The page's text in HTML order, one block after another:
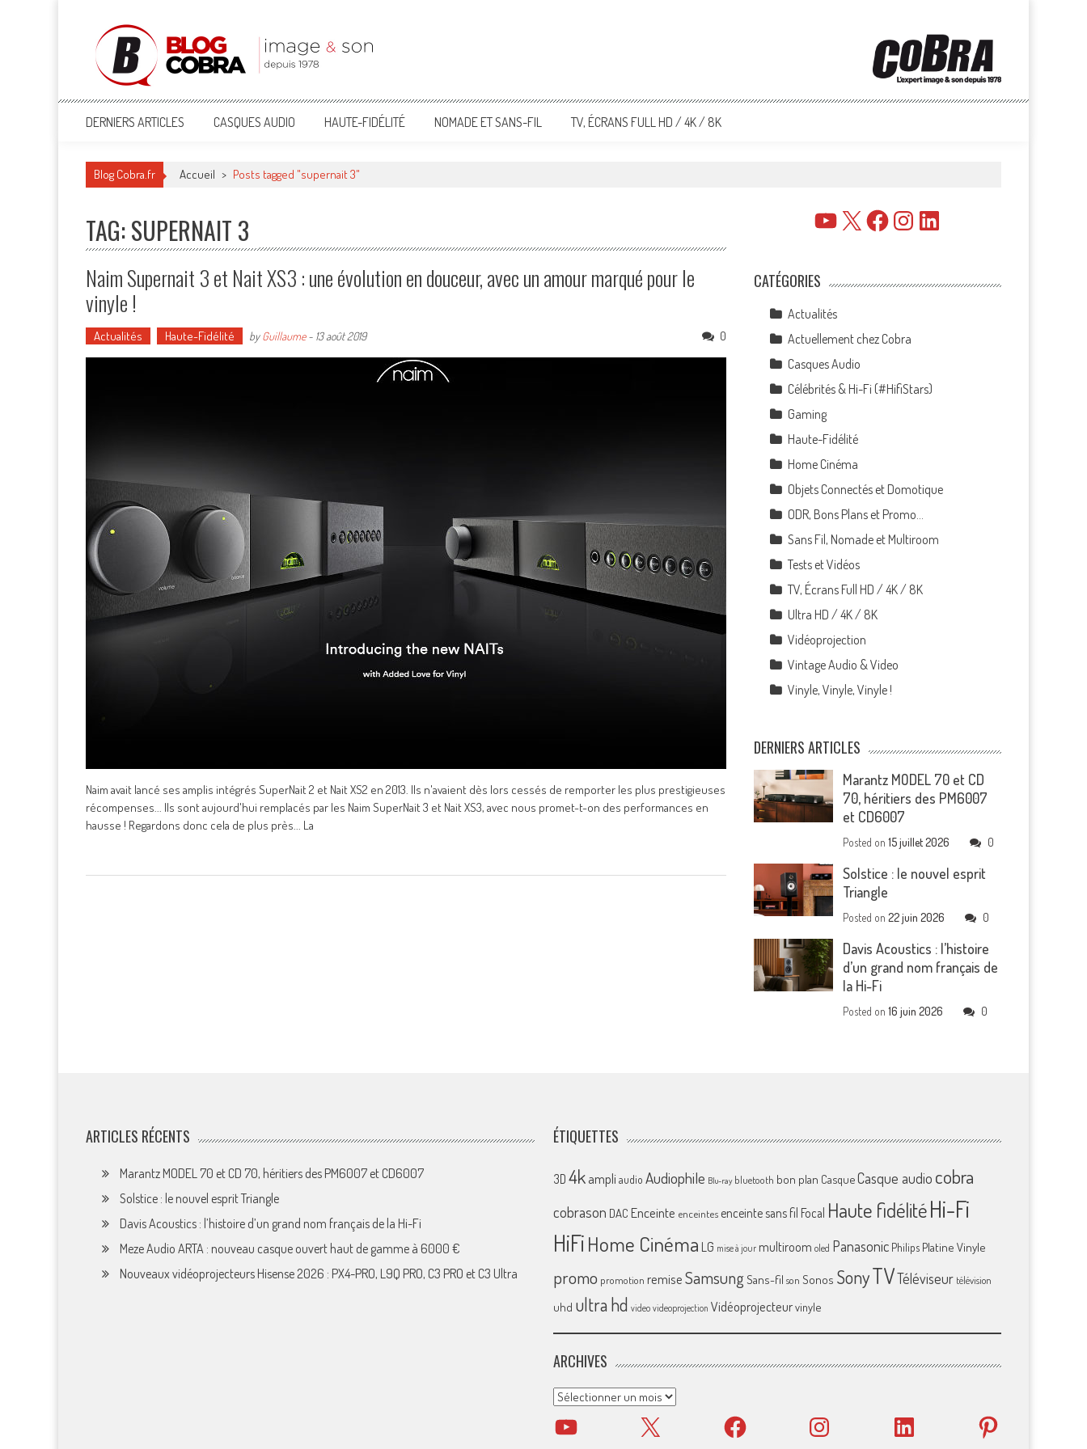
Blog Cobra
Toute l'actu Image & Son !
DERNIERS ARTICLES CASQUES AUDIO HAUTE-FIDÉLITÉ NOMADE ET SANS-FIL TV, ÉCRANS FULL HD / 4K / 8K
Blog Cobra.fr Accueil > Posts tagged "supernait 3"
TAG: SUPERNAIT 3
Naim Supernait 3 et Nait XS3 : une évolution en douceur, avec un amour marqué pour le
vinyle !
Actualités Haute-Fidélité byGuillaume- 13 août 2019 0
Naim avait lancé ses amplis intégrés SuperNait 2 et Nait XS2 en 2013. Ils n'avaient dès lors cessés de remporter les plus prestigieuses
récompenses... Ils sont aujourd'hui remplacés par les Naim SuperNait 3 et Nait XS3, avec nous promet-t-on des performances en
hausse ! Regardons donc cela de plus près... La
YouTube
X FacebookInstagramLinkedIn
CATÉGORIES
Actualités
Actuellement chez Cobra
Casques Audio
Célébrités & Hi-Fi (#HifiStars)
Gaming
Haute-Fidélité
Home Cinéma
Objets Connectés et Domotique
ODR, Bons Plans et Promo…
Sans Fil, Nomade et Multiroom
Tests et Vidéos
TV, Écrans Full HD / 4K / 8K
Ultra HD / 4K / 8K
Vidéoprojection
Vintage Audio & Video
Vinyle, Vinyle, Vinyle !
DERNIERS ARTICLES
Marantz MODEL 70 et CD
70, héritiers des PM6007
et CD6007
Posted on15 juillet 2026 0
Solstice : le nouvel esprit
Triangle
Posted on22 juin 2026 0
Davis Acoustics : l’histoire
d’un grand nom français de
la Hi-Fi
Posted on16 juin 2026 0
ARTICLES RÉCENTS
Marantz MODEL 70 et CD 70, héritiers des PM6007 et CD6007
Solstice : le nouvel esprit Triangle
Davis Acoustics : l’histoire d’un grand nom français de la Hi-Fi
Meze Audio ARTA : nouveau casque ouvert haut de gamme à 6000 €
Nouveaux vidéoprojecteurs Hisense 2026 : PX4-PRO, L9Q PRO, C3 PRO et C3 Ultra
ÉTIQUETTES
3D 4k ampliaudio Audiophile Blu-ray bluetooth bon plan CasqueCasque audio cobra
cobrason DAC Enceinte enceintes enceinte sans fil Focal Haute fidélitéHi-Fi
HiFiHome Cinéma LG mise à jour multiroom oled Panasonic Philips Platine Vinyle
promo promotion remiseSamsungSans-fil son Sonos SonyTVTéléviseur télévision
uhd ultra hd video videoprojection Vidéoprojecteurvinyle
ARCHIVES
Archives
YouTube X Facebook Instagram LinkedIn Pinterest